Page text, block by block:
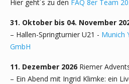
Hier geht´s zu den FAQ 8er Team
31. Oktober bis 04. November
– Hallen-Springturnier U21 - Munich
GmbH
11. Dezember 2026 Riemer
– Ein Abend mit Ingrid Klimke: ein